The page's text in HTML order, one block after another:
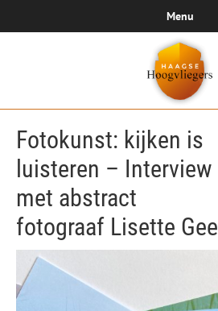
Menu
Fotokunst: kijken is
luisteren – Interview
met abstract
fotograaf Lisette Geel